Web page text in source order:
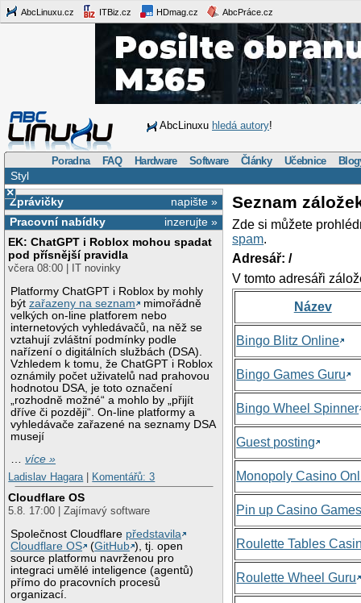
AbcLinuxu.cz ITBiz.cz HDmag.cz AbcPráce.cz
AbcLinuxu hledá autory!
Poradna FAQ Hardware Software Články Učebnice
Styl
×
napište »
Zprávičky
inzerujte »
Pracovní nabídky
EK: ChatGPT i Roblox mohou spadat
pod přísnější pravidla
včera 08:00 | IT novinky
Platformy ChatGPT i Roblox by mohly
býtzařazeny na seznam
mimořádně
velkých on-line platforem nebo
internetových vyhledávačů, na něž se
vztahují zvláštní podmínky podle
nařízení o digitálních službách (DSA).
Vzhledem k tomu, že ChatGPT i Roblox
oznámily počet uživatelů nad prahovou
hodnotou DSA, je toto označení
„rozhodně možné“ a mohlo by „přijít
dříve či později“. On-line platformy a
vyhledávače zařazené na seznamy DSA
musejí
…více »
Ladislav Hagara
Komentářů: 3
Cloudflare OS
5.8. 17:00 | Zajímavý software
Společnost Cloudflare představila
Cloudflare OS
(GitHub ), tj. open
source platformu navrženou pro
integraci umělé inteligence (agentů)
přímo do pracovních procesů
organizací.
Seznam
Zde si můžete
spam.
Adresář: /
V tomto adresáři
Název
Bingo Blitz Online
Bingo Games Guru
Bingo Wheel Spinner
Guest posting
Monopoly Casino
Pin up Casino
Roulette Tables
Roulette Wheel Guru